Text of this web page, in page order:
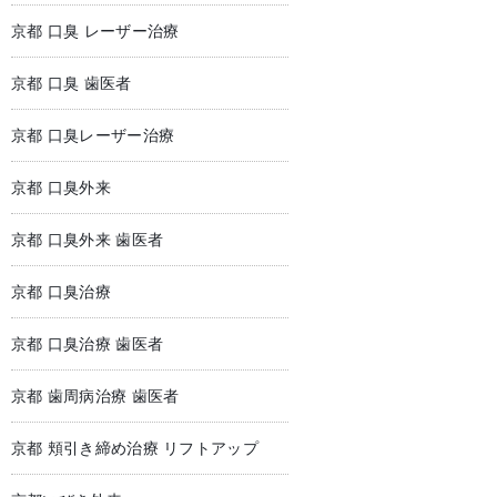
京都 口臭 レーザー治療
京都 口臭 歯医者
京都 口臭レーザー治療
京都 口臭外来
京都 口臭外来 歯医者
京都 口臭治療
京都 口臭治療 歯医者
京都 歯周病治療 歯医者
京都 頬引き締め治療 リフトアップ